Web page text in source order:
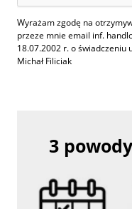
Wyrażam zgodę na
przeze mnie email inf.
18.07.2002 r. o świadczeniu
Michał Filiciak
3